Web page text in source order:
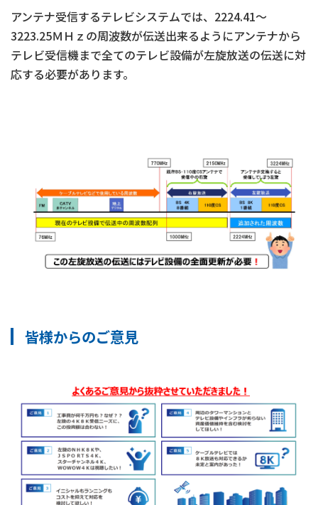
アンテナ受信するテレビシステムでは、2224.41～
3223.25ＭＨｚの周波数が伝送出来るようにアンテナから
テレビ受信機まで全てのテレビ設備が左旋放送の伝送に対
応する必要があります。
皆様からのご意見